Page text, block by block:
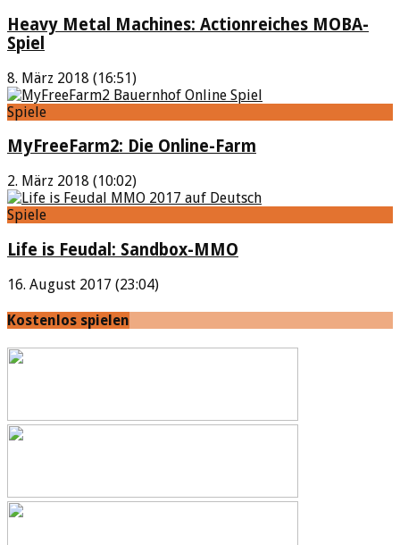
Heavy Metal Machines: Actionreiches MOBA-
Spiel
8. März 2018 (16:51)
Spiele
MyFreeFarm2: Die Online-Farm
2. März 2018 (10:02)
Spiele
Life is Feudal: Sandbox-MMO
16. August 2017 (23:04)
Kostenlos spielen